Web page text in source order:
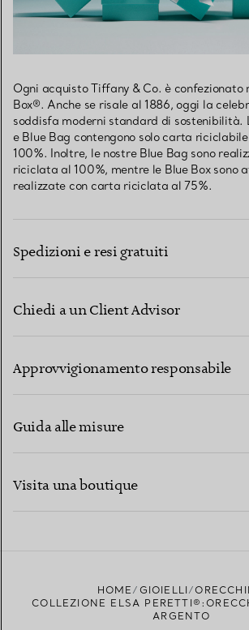
Ogni acquisto Tiffany & Co. è confezionato
Box®. Anche se risale al 1886, oggi la
soddisfa moderni standard di sostenibilità.
e Blue Bag contengono solo carta
100%. Inoltre, le nostre Blue Bag sono
riciclata al 100%, mentre le Blue Box sono
realizzate con carta riciclata al 75%.
Spedizioni e resi gratuiti
Chiedi a un Client Advisor
Approvvigionamento responsabile
Guida alle misure
Visita una boutique
HOME GIOIELLI
COLLEZIONE ELSA
ARGENTO